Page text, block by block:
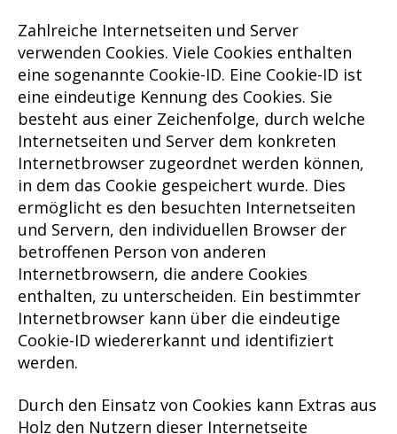
Zahlreiche Internetseiten und Server
verwenden Cookies. Viele Cookies enthalten
eine sogenannte Cookie-ID. Eine Cookie-ID ist
eine eindeutige Kennung des Cookies. Sie
besteht aus einer Zeichenfolge, durch welche
Internetseiten und Server dem konkreten
Internetbrowser zugeordnet werden können,
in dem das Cookie gespeichert wurde. Dies
ermöglicht es den besuchten Internetseiten
und Servern, den individuellen Browser der
betroffenen Person von anderen
Internetbrowsern, die andere Cookies
enthalten, zu unterscheiden. Ein bestimmter
Internetbrowser kann über die eindeutige
Cookie-ID wiedererkannt und identifiziert
werden.
Durch den Einsatz von Cookies kann Extras aus
Holz den Nutzern dieser Internetseite